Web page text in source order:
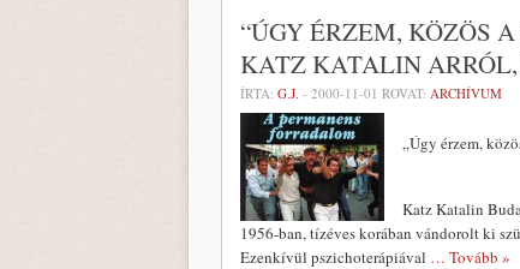
“ÚGY ÉRZEM, KÖZÖS
KATZ KATALIN
ÍRTA: G.J. - 2000-11-01 ROVAT: ARCHÍVUM
„Úgy érzem,
Katz Katalin
1956-ban, tízéves korában vándorolt ki
Ezenkívül pszichoterápiával … Tovább »